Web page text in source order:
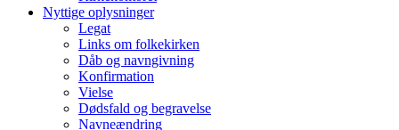
Nyttige oplysninger
Legat
Links om folkekirken
Dåb og navngivning
Konfirmation
Vielse
Dødsfald og begravelse
Navneændring